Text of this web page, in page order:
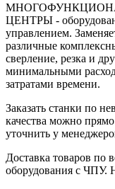
ЦЕНТРЫ -
управлением.
различные
сверление, резка и
минимальными
затратами времени.
Заказать станки по
качества можно
уточнить у
Доставка товаров по
оборудования с ЧПУ.